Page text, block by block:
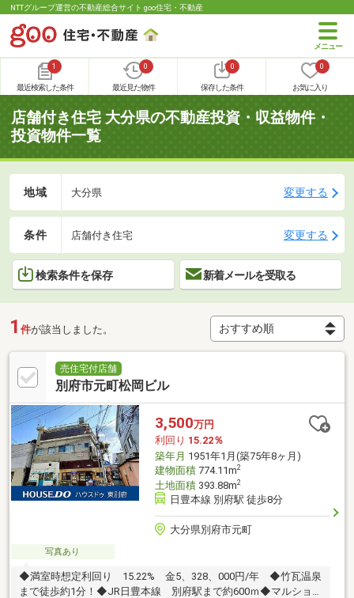
NTTグループ運営の不動産総合サイト goo住宅・不動産
1
最近検索した条件
0
最近見た物件
0
保存した条件
0
お気に入り
店舗付き住宅 大分県の不動産投資・収益物件・
投資物件一覧
地域 大分県 変更する
条件 店舗付き住宅 変更する
検索条件を保存 新着メールを受取る
1 件が該当しました。
売住宅付店舗
別府市元町松岡ビル
3,500万円
利回り 15.22％
築年月 1951年1月(築75年8ヶ月)
建物面積774.11m2
土地面積393.88m2
日豊本線 別府駅 徒歩8分
大分県別府市元町
写真あり
◆満室時想定利回り 15.22% 金5、328、000円/年 ◆竹瓦温泉
まで徒歩約1分！◆JR日豊本線 別府駅まで約600ｍ◆マルショ